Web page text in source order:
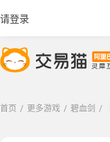
请登录
首页 / 更多游戏 / 碧血剑 /